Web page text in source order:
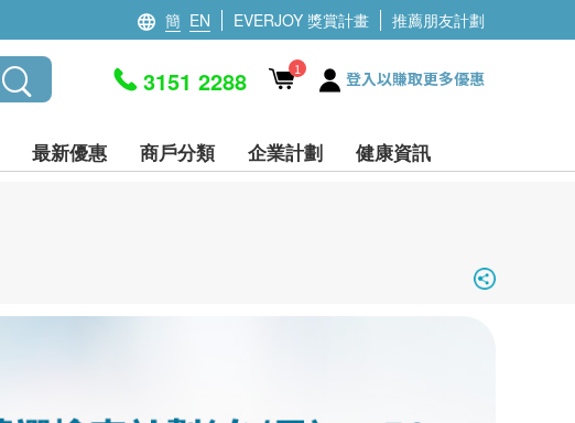
簡 EN EVERJOY 獎賞計畫 推薦朋友計劃
3151 2288 1 登入以賺取更多優惠
最新優惠 商戶分類 企業計劃 健康資訊